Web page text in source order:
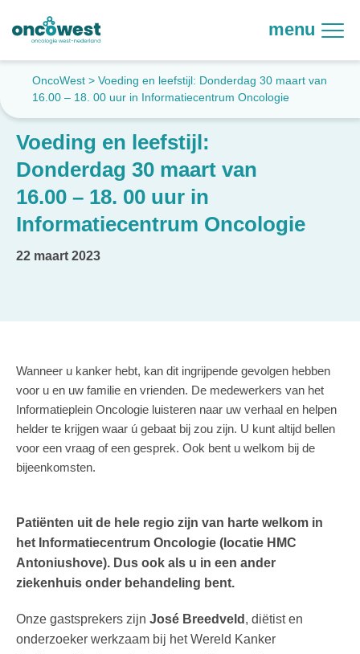
menu
OncoWest > Voeding en leefstijl: Donderdag 30 maart van
16.00 – 18. 00 uur in Informatiecentrum Oncologie
Voeding en leefstijl:
Donderdag 30 maart van
16.00 – 18. 00 uur in
Informatiecentrum Oncologie
22 maart 2023
Wanneer u kanker hebt, kan dit ingrijpende gevolgen hebben
voor u en uw familie en vrienden. De medewerkers van het
Informatieplein Oncologie luisteren naar uw verhaal en helpen
helder te krijgen waar ú gebaat bij zou zijn. U kunt altijd bellen
voor een vraag of een gesprek. Ook bent u welkom bij de
bijeenkomsten.
Patiënten uit de hele regio zijn van harte welkom in
het Informatiecentrum Oncologie (locatie HMC
Antoniushove). Dus ook als u in een ander
ziekenhuis onder behandeling bent.
Onze gastsprekers zijn José Breedveld , diëtist en
onderzoeker werkzaam bij het Wereld Kanker